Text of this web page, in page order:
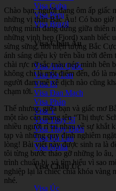
Visa Cuba
Visa Peru
Visa Brazil
Visa Châu Âu
Visa Anh Quốc
Visa Ba Lan
Visa Bỉ
Visa Đan Mạch
Visa Pháp
Visa Ý
Visa Thụy Sĩ
Visa Thụy Điển
Visa Hà Lan
Visa Malta
Visa Châu Úc
Visa Úc
Chào bạn, người đang ôm ấp giấc
những vị thần Bắc Âu! Có bao giờ
tượng mình đang đứng giữa thiên
những vịnh hẹp (Fjord) xanh biếc
sừng sững, nơi hiện tượng Bắc
ánh sáng diệu kỳ trên bầu trời
chài rực rỡ sắc màu nép mình
không chỉ là một điểm đến, đó là
người đam mê xê dịch nào cũng
chạm tới.
Thế nhưng, giữa bạn và giấc mơ
một rào cản mang tên “Thị thực
nhiều người rỉ tai nhau về sự khắt
tạp và những quy định nghiêm
lòng! Bài viết này được sinh ra là
tôi từng bước tháo gỡ những lo
trình chuẩn bị, và tìm hiểu vì sao
nghiệp lại là chiếc chìa khóa vàng
nhé.